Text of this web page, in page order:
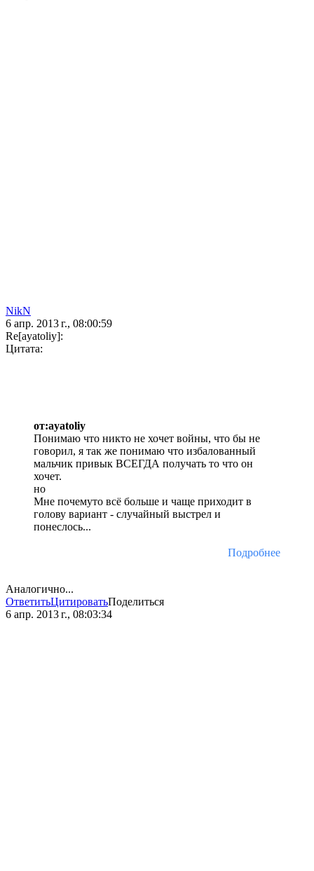
NikN
6 апр. 2013 г., 08:00:59
Re[ayatoliy]:
Цитата:
от:ayatoliy
Понимаю что никто не хочет войны, что бы не
говорил, я так же понимаю что избалованный
мальчик привык ВСЕГДА получать то что он
хочет.
но
Мне почемуто всё больше и чаще приходит в
голову вариант - случайный выстрел и
понеслось...
Подробнее
Аналогично...
ОтветитьЦитироватьПоделиться
6 апр. 2013 г., 08:03:34